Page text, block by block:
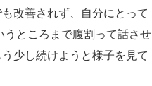
改善されず、自分にとって
ところまで腹割って話させ
少し続けようと様子を見て